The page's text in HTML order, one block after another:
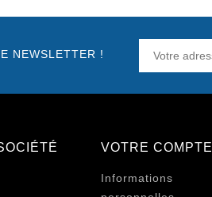
NEWSLETTER !
VOTRE COMPTE
Informations